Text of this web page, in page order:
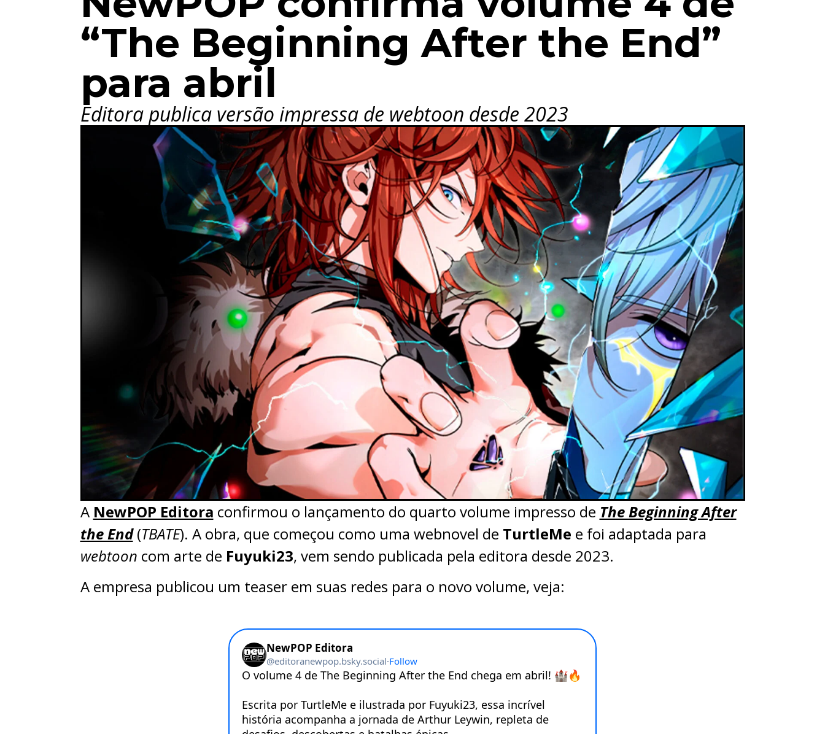
“The Beginning After the End”
para abril
Editora publica versão impressa de webtoon desde 2023
A NewPOP Editora confirmou o lançamento do quarto volume impresso de The Beginning After
the End(TBATE). A obra, que começou como uma webnovel de TurtleMe e foi adaptada para
webtoon com arte de Fuyuki23, vem sendo publicada pela editora desde 2023.
A empresa publicou um teaser em suas redes para o novo volume, veja: